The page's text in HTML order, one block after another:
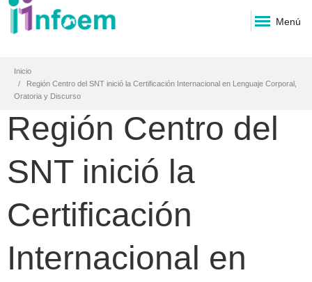
Menú
Inicio
Región Centro del SNT inició la Certificación Internacional en Lenguaje Corporal,
Oratoria y Discurso
Región Centro del
SNT inició la
Certificación
Internacional en